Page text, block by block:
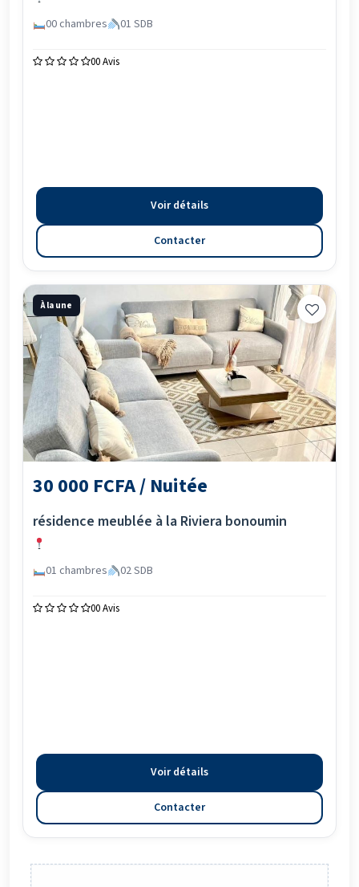
00 chambres 01 SDB
00 Avis
Voir détails
Contacter
À la une
30 000 FCFA / Nuitée
résidence meublée à la Riviera bonoumin
01 chambres 02 SDB
00 Avis
Voir détails
Contacter